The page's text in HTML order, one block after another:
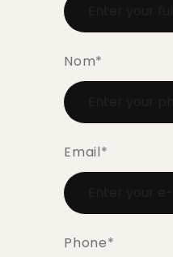
Nom*
Email*
Phone*